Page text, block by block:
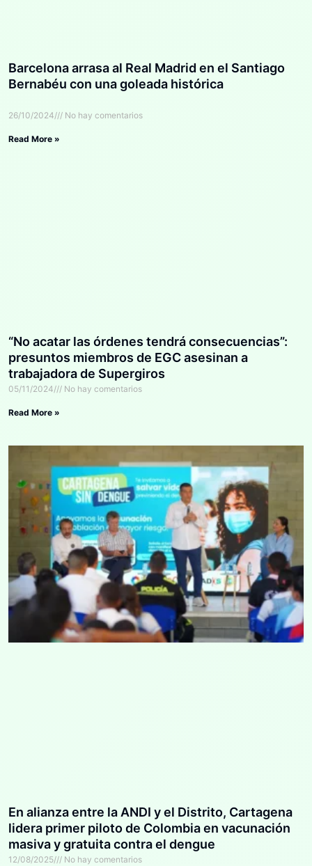
Barcelona arrasa al Real Madrid en el Santiago
Bernabéu con una goleada histórica
26/10/2024 No hay comentarios
Read More »
“No acatar las órdenes tendrá consecuencias”:
presuntos miembros de EGC asesinan a
trabajadora de Supergiros
05/11/2024 No hay comentarios
Read More »
En alianza entre la ANDI y el Distrito, Cartagena
lidera primer piloto de Colombia en vacunación
masiva y gratuita contra el dengue
12/08/2025 No hay comentarios